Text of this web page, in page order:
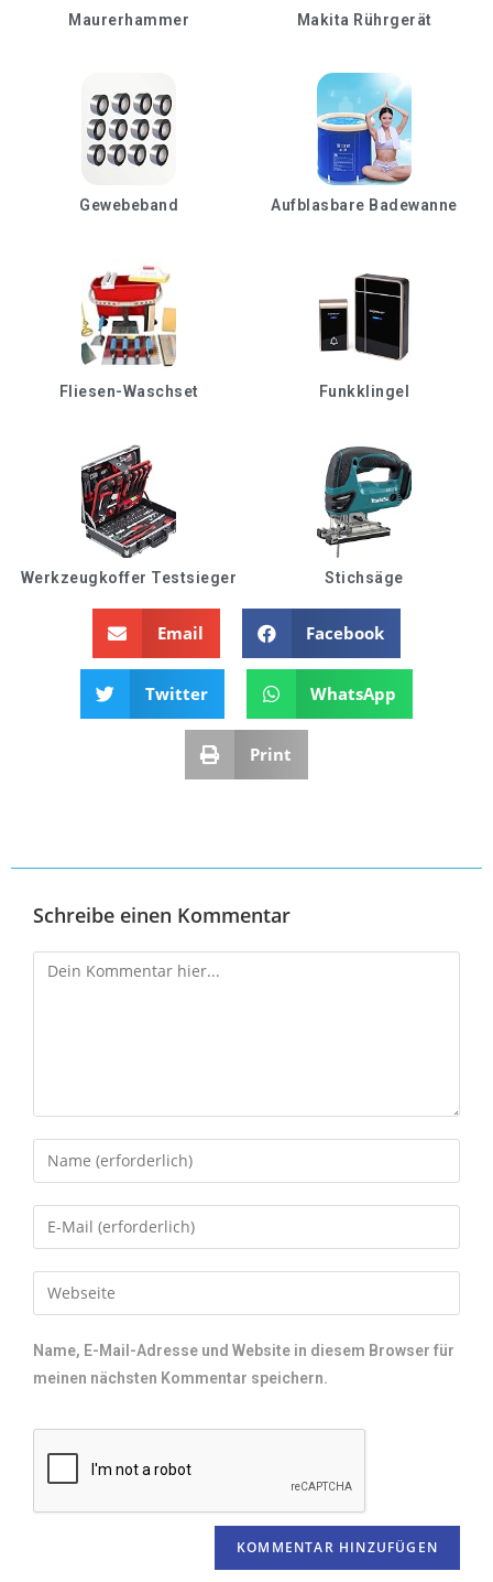
Maurerhammer Makita Rührgerät
Gewebeband Aufblasbare Badewanne
Fliesen-Waschset Funkklingel
Werkzeugkoffer Testsieger Stichsäge
Email Facebook
Twitter WhatsApp
Print
Schreibe einen Kommentar
Name, E-Mail-Adresse und Website in diesem Browser für
meinen nächsten Kommentar speichern.